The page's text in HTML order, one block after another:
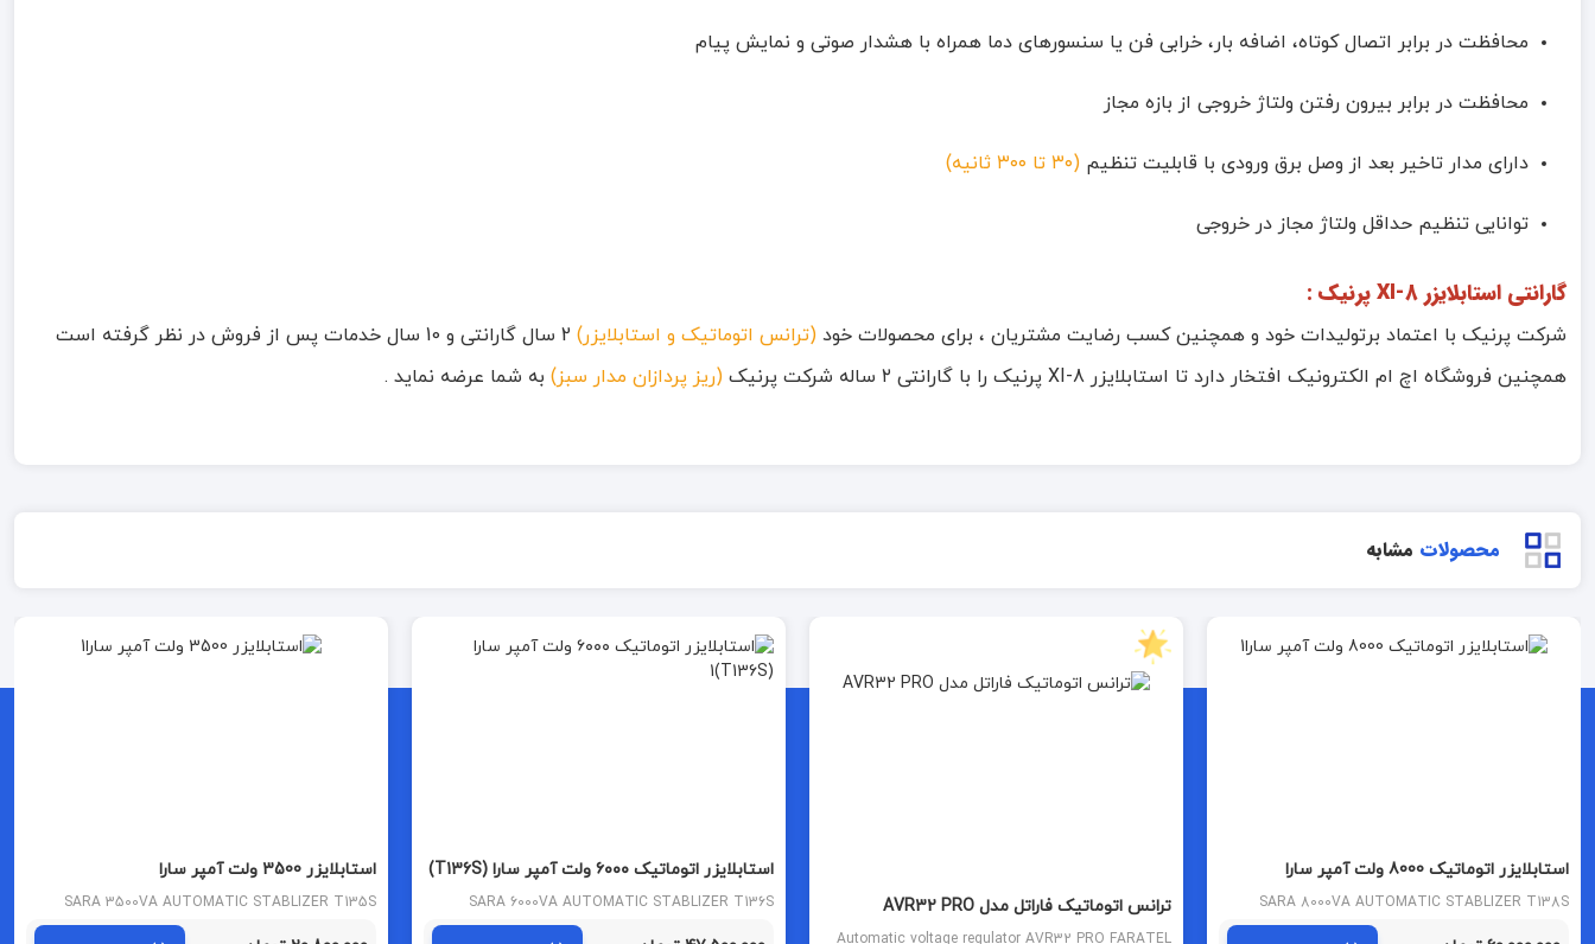
محافظت در برابر اتصال کوتاه، اضافه بار، خرابی فن یا سنسورهای دما همراه با هشدار صوتی و نمایش پیام
محافظت در برابر بیرون رفتن ولتاژ خروجی از بازه مجاز
دارای مدار تاخیر بعد از وصل برق ورودی با قابلیت تنظیم (۳۰ تا ۳۰۰ ثانیه)
توانایی تنظیم حداقل ولتاژ مجاز در خروجی
گارانتی استابلایزر XI-8 پرنیک :
شرکت پرنیک با اعتماد برتولیدات خود و همچنین کسب رضایت مشتریان ، برای محصولات خود (ترانس اتوماتیک و استابلایزر)
2 سال گارانتی و 10 سال خدمات پس از فروش در نظر گرفته است
همچنین فروشگاه اچ ام الکترونیک افتخار دارد تا استابلایزر XI-8 پرنیک را با گارانتی ۲ ساله شرکت پرنیک
(ریز پردازان مدار سبز) به شما عرضه نماید .
محصولات مشابه
استابلایزر اتوماتیک 8000 ولت آمپر سارا
SARA 8000VA AUTOMATIC STABLIZER T138S
ترانس اتوماتیک فاراتل مدل AVR32 PRO
Automatic voltage regulator AVR32 PRO FARATEL
استابلایزر اتوماتیک ۶۰۰۰ ولت آمپر سارا (T136S)
SARA 6000VA AUTOMATIC STABLIZER T136S
استابلایزر 3500 ولت آمپر سارا
SARA 3500VA AUTOMATIC STABLIZER T135S